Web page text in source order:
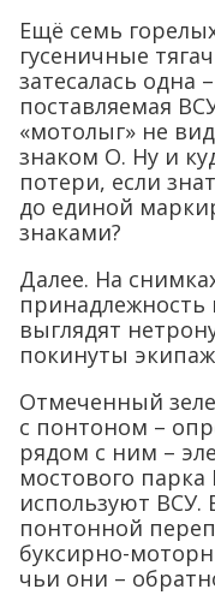
Ещё семь
гусеничные
затесалась одна
поставляемая
«мотолыг» не
знаком O. Ну и
потери, если
до единой
знаками?
Далее. На
выглядят
покинуты
Отмеченный
с понтоном –
рядом с ним –
мостового
используют ВСУ.
понтонной
буксирно-
чьи они –